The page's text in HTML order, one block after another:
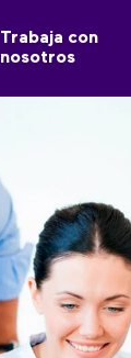
Trabaja con
nosotros